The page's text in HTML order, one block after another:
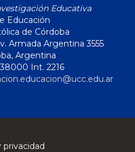
Educativa
Educación
de Córdoba
Armada Argentina 3555
Argentina
Int. 2216
privacidad